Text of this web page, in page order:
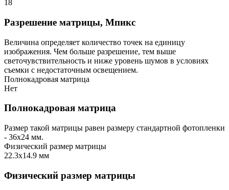
18
Разрешение матрицы, Мпикс
Величина определяет количество точек на единицу
изображения. Чем больше разрешение, тем выше
светочувствительность и ниже уровень шумов в условиях
съемки с недостаточным освещением.
Полнокадровая матрица
Нет
Полнокадровая матрица
Размер такой матрицы равен размеру стандартной фотопленки
- 36х24 мм.
Физический размер матрицы
22.3х14.9 мм
Физический размер матрицы